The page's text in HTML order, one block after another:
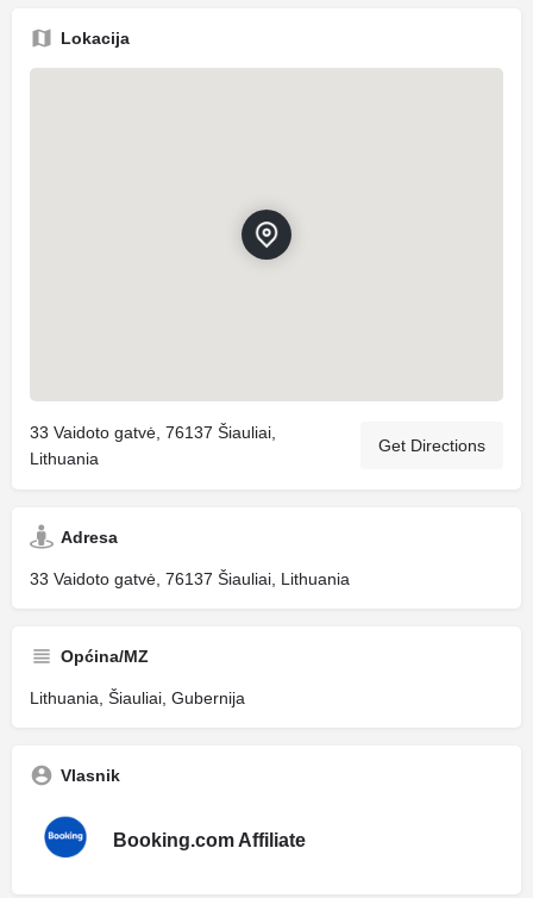
Lokacija
33 Vaidoto gatvė, 76137 Šiauliai,
Lithuania
Get Directions
Adresa
33 Vaidoto gatvė, 76137 Šiauliai, Lithuania
Općina/MZ
Lithuania, Šiauliai, Gubernija
Vlasnik
Booking.com Affiliate